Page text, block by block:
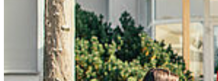
The Keynotes as well as the coffee breaks will be in building
The parallel session will take place in building 21.
The university restaurant for lunch is located in building 3.
How to get to the cam­pus?